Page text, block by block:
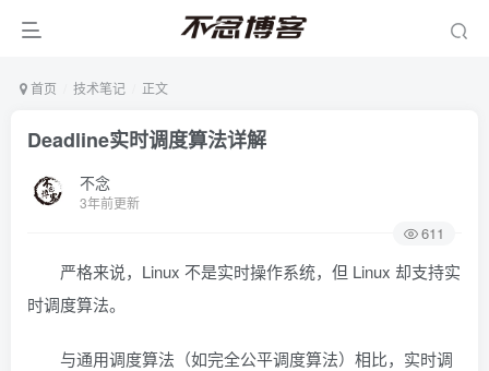
首页 技术笔记 正文
Deadline实时调度算法详解
不念
3年前更新
611
严格来说，Linux 不是实时操作系统，但 Linux 却支持实
时调度算法。
与通用调度算法（如完全公平调度算法）相比，实时调